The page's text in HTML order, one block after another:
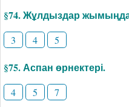
§74. Жұлдыздар
3 4 5
§75. Аспан өрнектері.
4 5 7